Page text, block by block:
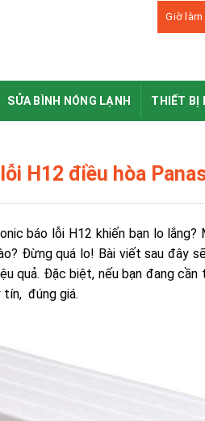
Giờ làm
SỬA BÌNH NÓNG LẠNH THIẾT BỊ
H12 điều hòa
báo lỗi H12 khiến bạn lo
Đừng quá lo! Bài viết sau đây
quả. Đặc biệt, nếu bạn đang cần
tín, đúng giá.